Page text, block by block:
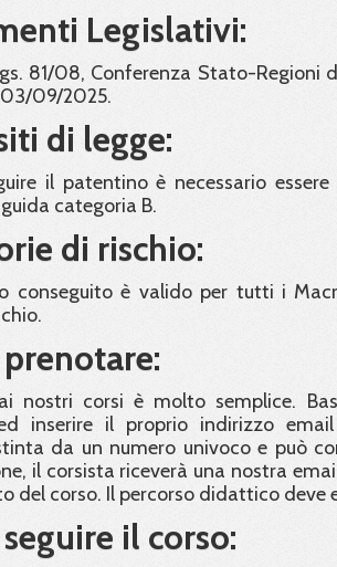
Legislativi:
81/08, Conferenza Stato-Regioni
03/09/2025.
di legge:
il patentino è necessario
categoria B.
di rischio:
conseguito è valido per tutti i
nostri corsi è molto semplice.
inserire il proprio indirizzo
da un numero univoco e può
il corsista riceverà una nostra
del corso. Il percorso didattico deve
il corso: